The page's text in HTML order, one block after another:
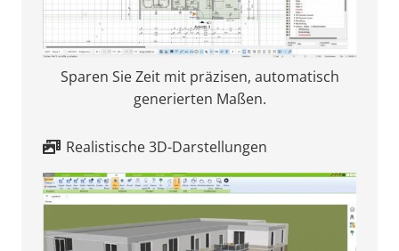
Sparen Sie Zeit mit präzisen, automatisch
generierten Maßen.
Realistische 3D-Darstellungen